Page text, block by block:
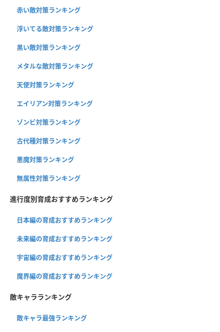
赤い敵対策ランキング
浮いてる敵対策ランキング
黒い敵対策ランキング
メタルな敵対策ランキング
天使対策ランキング
エイリアン対策ランキング
ゾンビ対策ランキング
古代種対策ランキング
悪魔対策ランキング
無属性対策ランキング
進行度別育成おすすめランキング
日本編の育成おすすめランキング
未来編の育成おすすめランキング
宇宙編の育成おすすめランキング
魔界編の育成おすすめランキング
敵キャラランキング
敵キャラ最強ランキング